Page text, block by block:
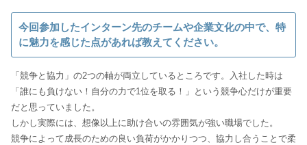
今回参加したインターン先のチームや企業文化の中で、特
に魅力を感じた点があれば教えてください。
「競争と協力」の2つの軸が両立しているところです。入社した時は
「誰にも負けない！自分の力で1位を取る！」という競争心だけが重要
だと思っていました。
しかし実際には、想像以上に助け合いの雰囲気が強い職場でした。
競争によって成長のための良い負荷がかかりつつ、協力し合うことで柔